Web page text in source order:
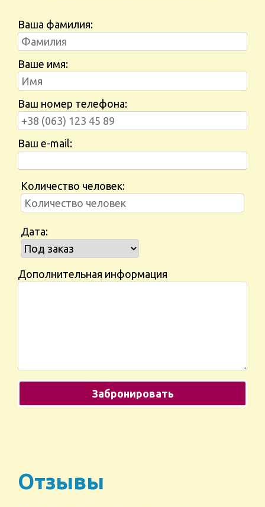
Ваша фамилия:
Ваше имя:
Ваш номер телефона:
Ваш e-mail:
Количество человек:
Дата:
Дополнительная информация
Отзывы